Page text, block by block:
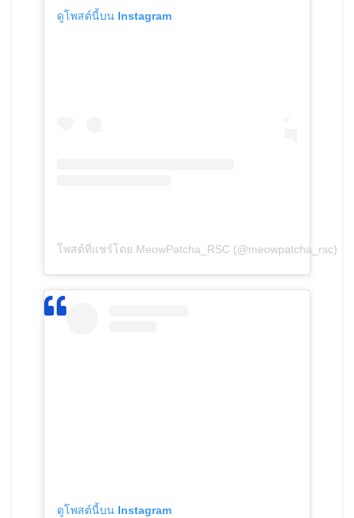
ดูโพสต์นี้บน Instagram
โพสต์ที่แชร์โดย MeowPatcha_RSC (@meowpatcha_rsc)
ดูโพสต์นี้บน Instagram